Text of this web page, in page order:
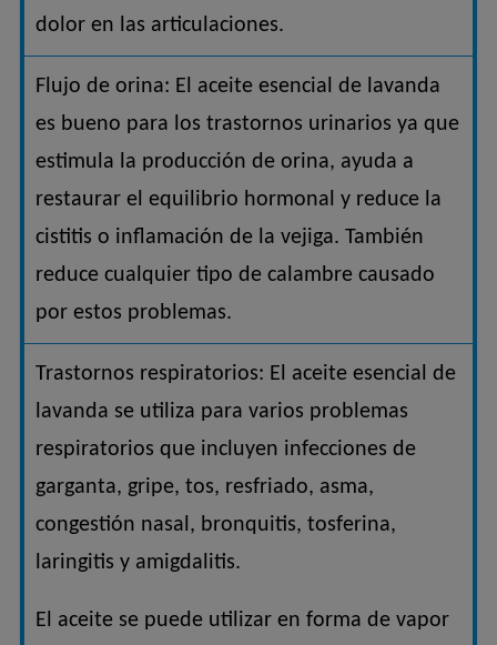
dolor en las articulaciones.
Flujo de orina: El aceite esencial de lavanda
es bueno para los trastornos urinarios ya que
estimula la producción de orina, ayuda a
restaurar el equilibrio hormonal y reduce la
cistitis o inflamación de la vejiga. También
reduce cualquier tipo de calambre causado
por estos problemas.
Trastornos respiratorios: El aceite esencial de
lavanda se utiliza para varios problemas
respiratorios que incluyen infecciones de
garganta, gripe, tos, resfriado, asma,
congestión nasal, bronquitis, tosferina,
laringitis y amigdalitis.
El aceite se puede utilizar en forma de vapor